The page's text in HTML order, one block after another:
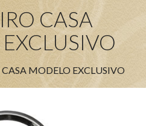
CASA
MODELO EXCLUSIVO